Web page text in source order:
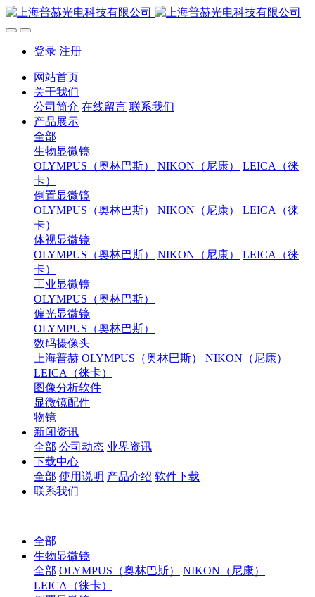
登录 注册
网站首页
关于我们
公司简介 在线留言 联系我们
产品展示
全部
生物显微镜
OLYMPUS（奥林巴斯）
NIKON（尼康）
LEICA（徕
卡）
倒置显微镜
OLYMPUS（奥林巴斯）
NIKON（尼康）
LEICA（徕
卡）
体视显微镜
OLYMPUS（奥林巴斯）
NIKON（尼康）
LEICA（徕
卡）
工业显微镜
OLYMPUS（奥林巴斯）
偏光显微镜
OLYMPUS（奥林巴斯）
数码摄像头
上海普赫 OLYMPUS（奥林巴斯）
NIKON（尼康）
LEICA（徕卡）
图像分析软件
显微镜配件
物镜
新闻资讯
全部 公司动态 业界资讯
下载中心
全部 使用说明 产品介绍 软件下载
联系我们
全部
生物显微镜
全部 OLYMPUS（奥林巴斯）
NIKON（尼康）
LEICA（徕卡）